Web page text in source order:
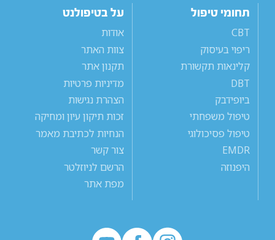
תחומי טיפול
CBT
ריפוי בעיסוק
קלינאות תקשורת
DBT
ביופידבק
טיפול משפחתי
טיפול פסיכולוגי
EMDR
היפנוזה
על בטיפולנט
אודות
צוות האתר
תקנון אתר
מדיניות פרטיות
הצהרת נגישות
זכות תיקון עיון ומחיקה
הנחיות לכתיבת מאמר
צור קשר
הרשם לניוזלטר
מפת אתר